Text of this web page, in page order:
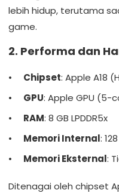
lebih hidup, terutama
game.
2. Performa dan
Chipset: Apple A18
GPU: Apple GPU (5-
RAM: 8 GB LPDDR5x
Memori Internal:
Memori Eksternal:
Ditenagai oleh chipset